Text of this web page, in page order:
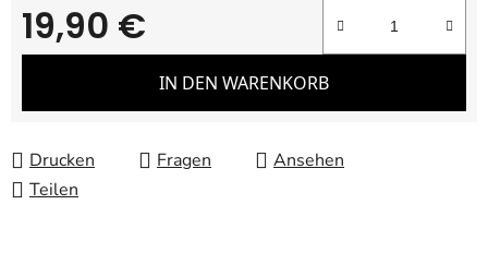
19,90 €
Verkaufspreis:
IN DEN WARENKORB
Drucken Fragen
Ansehen
Teilen